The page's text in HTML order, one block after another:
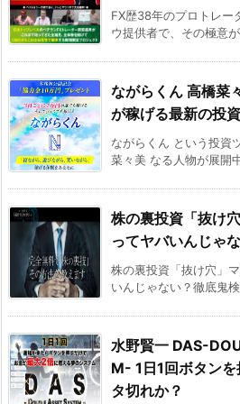
FX歴38年のプロトレー
ウ提供者で、その極意
ながらくん 高橋菜
が稼げる最新の投
ながらくん という投資
菜々美 なる人物が展開
株の裏投資「抜け
ってヤバいんじゃ
株の裏投資「抜け穴」
いんじゃない？徹底鬼
水野賢一 DAS-
M- 1日1回ボタン
タ切れか？